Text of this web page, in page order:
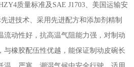
质量标准及SAE J1703、美国运输安
进技术、采用先进配方和添加剂精制
流动性好，抗高温气阻能力强，对制动
与橡胶配伍性优越，能保证制动皮碗长